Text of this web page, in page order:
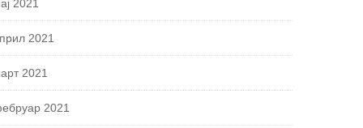
2021
2021
2021
2021